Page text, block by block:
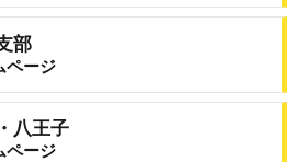
部
ページ
八王子
ページ